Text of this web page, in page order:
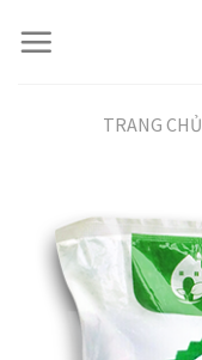
TRANG CHỦ